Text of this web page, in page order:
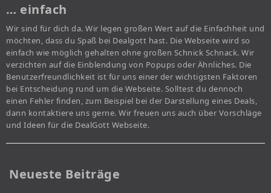
… einfach
Wir sind für dich da. Wir legen großen Wert auf die Einfachheit und
möchten, dass du Spaß bei Dealgott hast. Die Webseite wird so
einfach wie möglich gehalten ohne großen Schnick Schnack. Wir
verzichten auf die Einblendung von Popups oder Ähnliches. Die
Benutzerfreundlichkeit ist für uns einer der wichtigsten Faktoren
bei Entscheidung rund um die Webseite. Solltest du dennoch
einen Fehler finden, zum Beispiel bei der Darstellung eines Deals,
dann kontaktiere uns gerne. Wir freuen uns auch über Vorschläge
und Ideen für die DealGott Webseite.
Neueste Beiträge